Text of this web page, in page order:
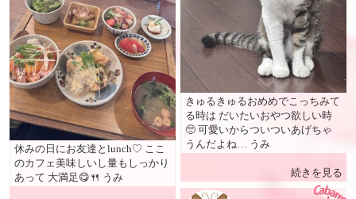
きゅるきゅるおめめでこっちみて
る時は だいたいおやつ欲しい時
🥺 可愛いからついついあげちゃ
続きを見る
休みの日にお友達とlunch♡ ここ
のカフェ美味しいし量もしっかり